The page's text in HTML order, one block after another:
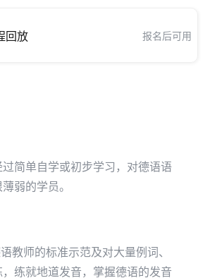
回放 报名后可用
简单自学或初步学习，对德语语
弱的学员。
教师的标准示范及对大量例词、
练就地道发音，掌握德语的发音